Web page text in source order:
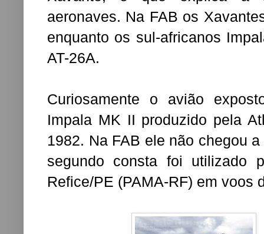
aeronaves. Na FAB os
enquanto os sul-africanos
AT-26A.
Curiosamente o avião
Impala MK II produzido pela
1982. Na FAB ele não chegou
segundo consta foi utilizado
Refice/PE (PAMA-RF) em voos